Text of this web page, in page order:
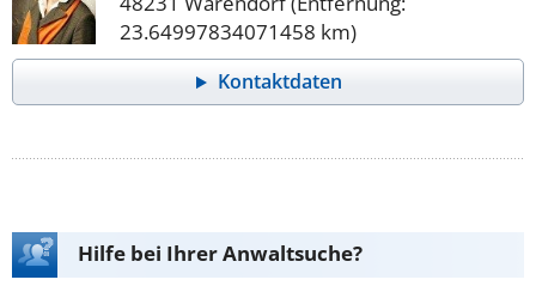
23.64997834071458 km)
Kontaktdaten
Hilfe bei Ihrer Anwaltsuche?